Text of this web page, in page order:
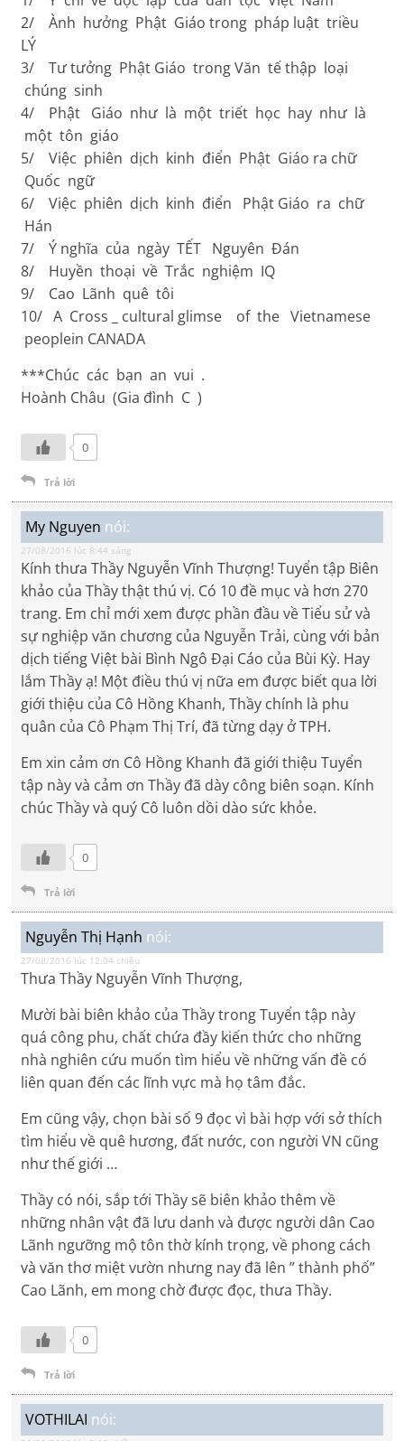
2/ Ành hưởng Phật Giáo trong pháp luật triều
LÝ
3/ Tư tưởng Phật Giáo trong Văn tế thập loại
chúng sinh
4/ Phật Giáo như là một triết học hay như là
một tôn giáo
5/ Việc phiên dịch kinh điển Phật Giáo ra chữ
Quốc ngữ
6/ Việc phiên dịch kinh điển Phật Giáo ra chữ
Hán
7/ Ý nghĩa của ngày TẾT Nguyên Đán
8/ Huyền thoại về Trắc nghiệm IQ
9/ Cao Lãnh quê tôi
10/ A Cross _ cultural glimse of the Vietnamese
peoplein CANADA
***Chúc các bạn an vui .
Hoành Châu (Gia đình C )
0
Trả lời
My Nguyen nói:
27/08/2016 lúc 8:44 sáng
Kính thưa Thầy Nguyễn Vĩnh Thượng! Tuyển tập Biên
khảo của Thầy thật thú vị. Có 10 đề mục và hơn 270
trang. Em chỉ mới xem được phần đầu về Tiểu sử và
sự nghiệp văn chương của Nguyễn Trải, cùng với bản
dịch tiếng Việt bài Bình Ngô Đại Cáo của Bùi Kỳ. Hay
lắm Thầy ạ! Một điều thú vị nữa em được biết qua lời
giới thiệu của Cô Hồng Khanh, Thầy chính là phu
quân của Cô Phạm Thị Trí, đã từng dạy ở TPH.
Em xin cảm ơn Cô Hồng Khanh đã giới thiệu Tuyển
tập này và cảm ơn Thầy đã dày công biên soạn. Kính
chúc Thầy và quý Cô luôn dồi dào sức khỏe.
0
Trả lời
Nguyễn Thị Hạnh nói:
27/08/2016 lúc 12:04 chiều
Thưa Thầy Nguyễn Vĩnh Thượng,
Mười bài biên khảo của Thầy trong Tuyển tập này
quá công phu, chất chứa đầy kiến thức cho những
nhà nghiên cứu muốn tìm hiểu về những vấn đề có
liên quan đến các lĩnh vực mà họ tâm đắc.
Em cũng vậy, chọn bài số 9 đọc vì bài hợp với sở thích
tìm hiểu về quê hương, đất nước, con người VN cũng
như thế giới …
Thầy có nói, sắp tới Thầy sẽ biên khảo thêm về
những nhân vật đã lưu danh và được người dân Cao
Lãnh ngưỡng mộ tôn thờ kính trọng, về phong cách
và văn thơ miệt vườn nhưng nay đã lên ” thành phố”
Cao Lãnh, em mong chờ được đọc, thưa Thầy.
0
Trả lời
VOTHILAI nói: